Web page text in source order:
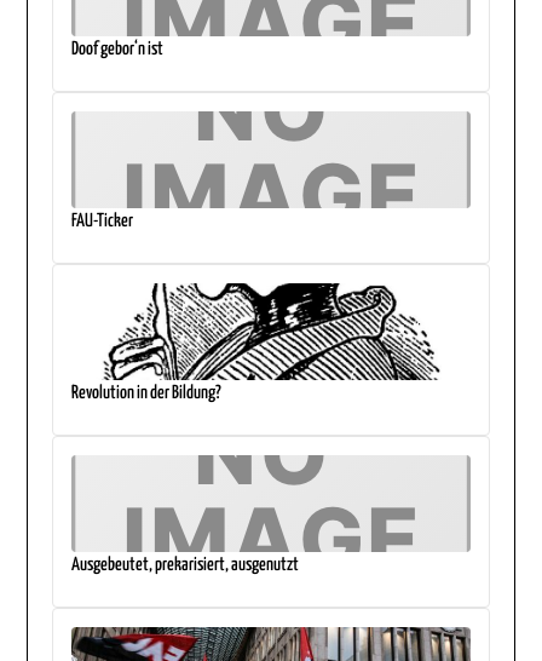
Doof gebor‘n ist
FAU-Ticker
Revolution in der Bildung?
Ausgebeutet, prekarisiert, ausgenutzt